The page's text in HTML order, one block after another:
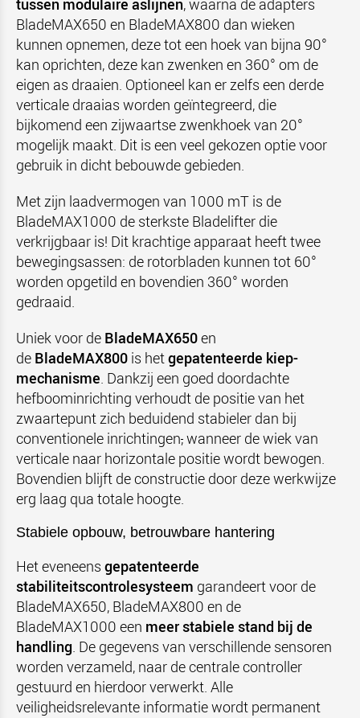
tussen modulaire aslijnen, waarna de adapters
BladeMAX650 en BladeMAX800 dan wieken
kunnen opnemen, deze tot een hoek van bijna 90°
kan oprichten, deze kan zwenken en 360° om de
eigen as draaien. Optioneel kan er zelfs een derde
verticale draaias worden geïntegreerd, die
bijkomend een zijwaartse zwenkhoek van 20°
mogelijk maakt. Dit is een veel gekozen optie voor
gebruik in dicht bebouwde gebieden.
Met zijn laadvermogen van 1000 mT is de
BladeMAX1000 de sterkste Bladelifter die
verkrijgbaar is! Dit krachtige apparaat heeft twee
bewegingsassen: de rotorbladen kunnen tot 60°
worden opgetild en bovendien 360° worden
gedraaid.
Uniek voor de BladeMAX650en
de BladeMAX800 is hetgepatenteerde kiep-
mechanisme. Dankzij een goed doordachte
hefboominrichting verhoudt de positie van het
zwaartepunt zich beduidend stabieler dan bij
conventionele inrichtingen,wanneer de wiek van
verticale naar horizontale positie wordt bewogen.
Bovendien blijft de constructie door deze werkwijze
erg laag qua totale hoogte.
Stabiele opbouw, betrouwbare hantering
Het eveneens gepatenteerde
stabiliteitscontrolesysteem garandeert voor de
BladeMAX650, BladeMAX800 en de
BladeMAX1000 een meer stabiele stand bij de
handling. De gegevens van verschillende sensoren
worden verzameld, naar de centrale controller
gestuurd en hierdoor verwerkt. Alle
veiligheidsrelevante informatie wordt permanent